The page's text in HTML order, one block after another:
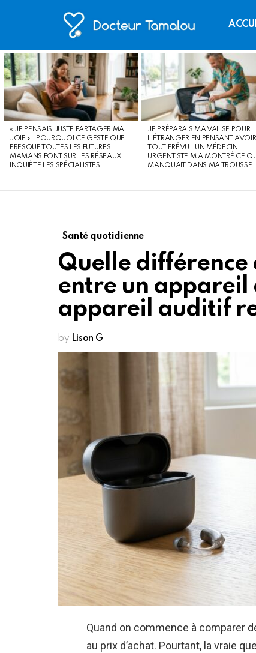
LATEST
STORIES
« JE PENSAIS JUSTE PARTAGER MA
JOIE » : POURQUOI CE GESTE QUE
PRESQUE TOUTES LES FUTURES
MAMANS FONT SUR LES RÉSEAUX
INQUIÈTE LES SPÉCIALISTES
JE PRÉPARAIS MA VALISE POUR
L’ÉTRANGER EN PENSANT AVOIR
TOUT PRÉVU : UN MÉDECIN
URGENTISTE M’A MONTRÉ CE
MANQUAIT DANS MA TROUSSE
Santé quotidienne
Quelle
entre un appareil
appareil auditif
by Lison G
Quand on commence à comparer
au prix d’achat. Pourtant, la vraie